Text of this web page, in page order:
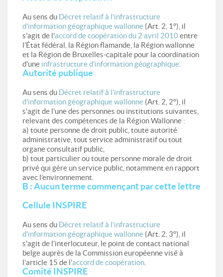
Au sens du Décret relatif à l’infrastructure
d’information géographique wallonne (Art. 2, 1°), il
s'agit de l’accord de coopération du 2 avril 2010entre
l’État fédéral, la Région flamande, la Région wallonne
et la Région de Bruxelles-capitale pour la coordination
d’une infrastructure d’information géographique
Autorité publique
Au sens du Décret relatif à l’infrastructure
d’information géographique wallonne (Art. 2, 2°), il
s'agit de l’une des personnes ou institutions suivantes,
relevant des compétences de la Région Wallonne :
a) toute personne de droit public, toute autorité
administrative, tout service administratif ou tout
organe consultatif public,
b) tout particulier ou toute personne morale de droit
privé qui gère un service public, notamment en rapport
avec l’environnement.
B : Aucun terme commençant par cette lettre
Cellule INSPIRE
Au sens du Décret relatif à l’infrastructure
d’information géographique wallonne (Art. 2, 3°), il
s'agit de l’interlocuteur, le point de contact national
belge auprès de la Commission européenne visé à
l’article 15 de l’accord de coopération
Comité INSPIRE